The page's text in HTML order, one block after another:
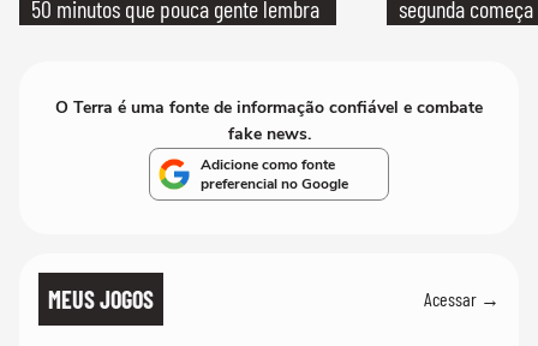
50 minutos que pouca gente lembra
segunda
O Terra é uma fonte de informação confiável e combate
fake news.
Adicione como fonte
preferencial no Google
MEUS JOGOS Acessar →